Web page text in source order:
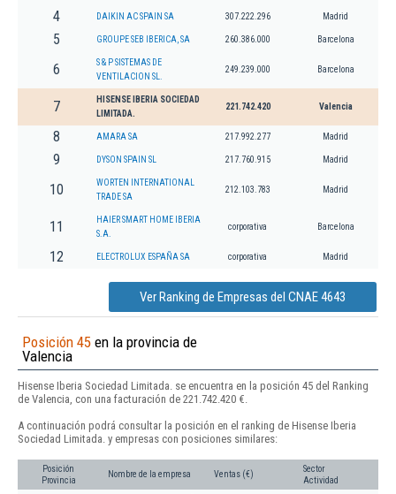
4 DAIKIN AC SPAIN SA 307.222.296 Madrid
5 GROUPE SEB IBERICA, SA 260.386.000 Barcelona
6
S & P SISTEMAS DE
VENTILACION SL.
249.239.000 Barcelona
7
HISENSE IBERIA SOCIEDAD
LIMITADA.
221.742.420 Valencia
8 AMARA SA 217.992.277 Madrid
9 DYSON SPAIN SL 217.760.915 Madrid
10
WORTEN INTERNATIONAL
TRADE SA
212.103.783 Madrid
11
HAIER SMART HOME IBERIA
S.A.
corporativa Barcelona
12 ELECTROLUX ESPAÑA SA corporativa Madrid
Ver Ranking de Empresas del CNAE 4643
Posición 45 en la provincia de
Valencia
Hisense Iberia Sociedad Limitada. se encuentra en la posición 45 del Ranking
de Valencia, con una facturación de 221.742.420 €.
A continuación podrá consultar la posición en el ranking de Hisense Iberia
Sociedad Limitada. y empresas con posiciones similares:
Posición
Provincia
Nombre de la empresa Ventas (€)
Sector
Actividad